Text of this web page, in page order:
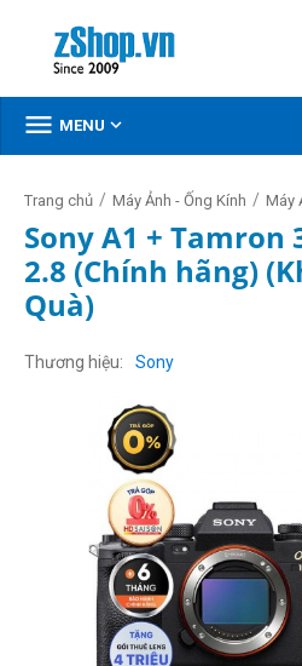
 MENU 
Trang chủ / Máy Ảnh - Ống Kính / Máy
Sony A1 + Tamron
2.8 (Chính hãng)
Quà)
Thương hiệu Sony